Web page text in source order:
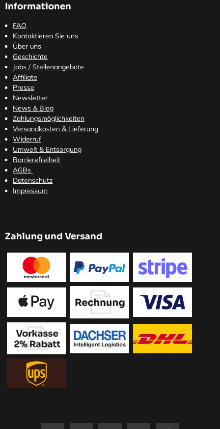
Informationen
FAQ
Kontaktieren Sie uns
Über uns
Geschichte
Jobs / Stellenangebote
Affiliate
Presse
Newsletter
News & Blog
Zahlungsmöglichkeiten
Versandkosten & Lieferung
Widerruf
Umwelt & Entsorgung
Barrierefreiheit
AGBs
Datenschutz
Impressum
Zahlung und Versand